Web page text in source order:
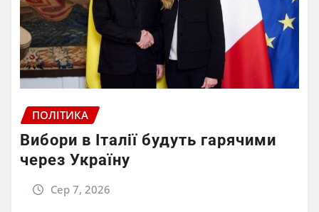
ПОЛІТИКА
Вибори в Італії будуть гарячими
через Україну
Сер 7, 2026